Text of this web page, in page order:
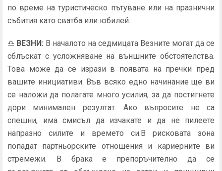
по време на туристическо пътуване или на празнични
събития като сватба или юбилей.
♎ ВЕЗНИ: В началото на седмицата Везните могат да се
сблъскат с усложняване на външните обстоятелства.
Това може да се изрази в появата на пречки пред
вашите инициативи. Във всяко едно начинание ще ви
се наложи да полагате много усилия, за да постигнете
дори минимален резултат. Ако въпросите не са
спешни, има смисъл да изчакате и да не пилеете
напразно силите и времето си.В рисковата зона
попадат партньорските отношения и кариерните ви
стремежи. В брака е препоръчително да се